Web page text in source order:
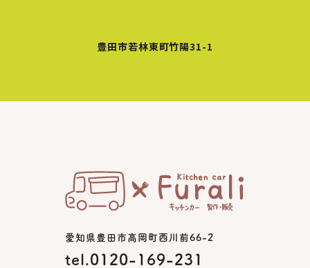
豊田市若林東町竹陽31-1
愛知県豊田市高岡町西川前66-2
tel.0120-169-231